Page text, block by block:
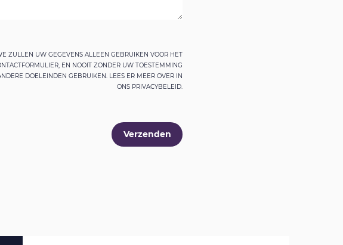
ZULLEN UW GEGEVENS ALLEEN GEBRUIKEN VOOR HET
EN NOOIT ZONDER UW TOESTEMMING
DOELEINDEN GEBRUIKEN. LEES ER MEER OVER IN
ONS PRIVACYBELEID.